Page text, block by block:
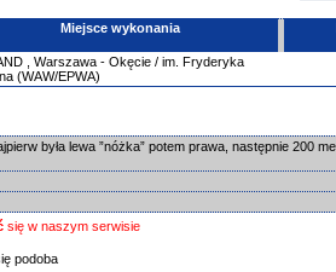
Miejsce wykonania
Warszawa - Okęcie / im. Fryderyka
(WAW/EPWA)
była lewa ”nóżka” potem prawa, następnie 200
się w naszym serwisie
podoba